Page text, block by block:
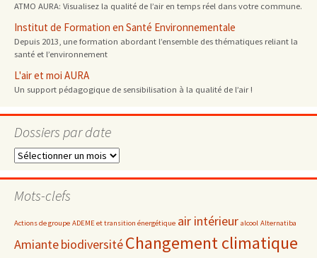
ATMO AURA: Visualisez la qualité de l’air en temps réel dans votre commune.
Institut de Formation en Santé Environnementale
Depuis 2013, une formation abordant l’ensemble des thématiques reliant la
santé et l’environnement
L'air et moi AURA
Un support pédagogique de sensibilisation à la qualité de l’air !
Dossiers par date
Dossiers
date
Mots-clefs
Actions de groupe ADEME et transition énergétique air intérieur alcool Alternatiba
AmiantebiodiversitéChangement climatique